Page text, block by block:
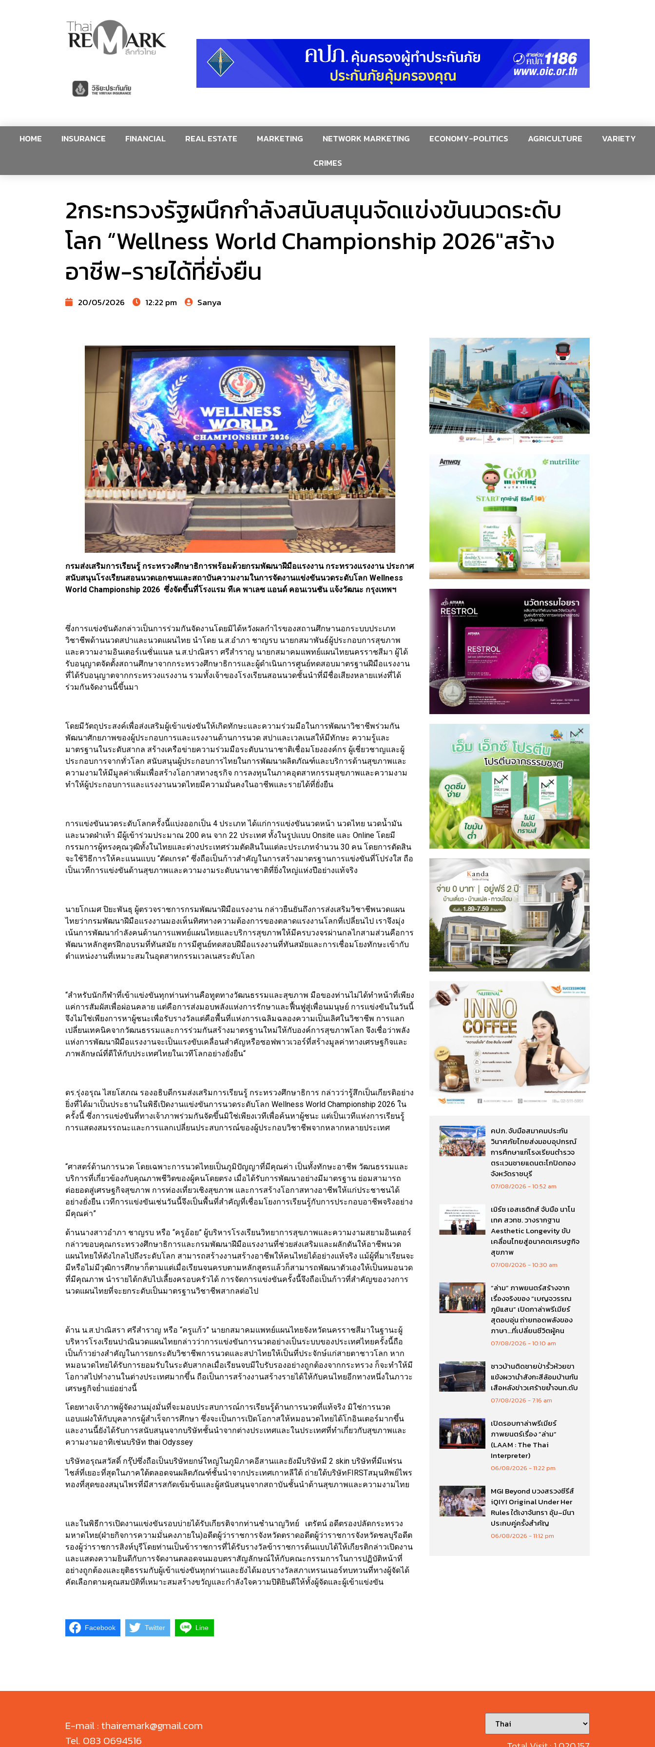
HOME INSURANCE FINANCIAL REAL ESTATE MARKETING NETWORK MARKETING ECONOMY-POLITICS AGRICULTURE
VARIETY
CRIMES
2กระทรวงรัฐผนึกกำลังสนับสนุนจัดแข่งขันนวดระดับ
โลก “Wellness World Championship 2026″สร้าง
อาชีพ-รายได้ที่ยั่งยืน
20/05/2026 12:22 pm Sanya
กรมส่งเสริมการเรียนรู้ กระทรวงศึกษาธิการพร้อมด้วยกรมพัฒนาฝีมือแรงงาน กระทรวงแรงงาน ประกาศ
สนับสนุนโรงเรียนสอนนวดเอกชนและสถาบันความงามในการจัดงานแข่งขันนวดระดับโลก Wellness
World Championship 2026 ซึ่งจัดขึ้นที่โรงแรม ทีเค พาเลซ แอนด์ คอนเวนชัน แจ้งวัฒนะ กรุงเทพฯ
ซึ่งการแข่งขันดังกล่าวเป็นการร่วมกันจัดงานโดยมิได้หวังผลกำไรของสถานศึกษานอกระบบประเภท
วิชาชีพด้านนวดสปาและนวดแผนไทย นำโดย น.ส.อำภา ชาญรบ นายกสมาพันธ์ผู้ประกอบการสุขภาพ
และความงามอินเตอร์เนชั่นแนล น.ส.ปาณิสรา ศรีสำราญ นายกสมาคมแพทย์แผนไทยนครราชสีมา ผู้ได้
รับอนุญาตจัดตั้งสถานศึกษาจากกระทรวงศึกษาธิการและผู้ดำเนินการศูนย์ทดสอบมาตรฐานฝีมือแรงงาน
ที่ได้รับอนุญาตจากกระทรวงแรงงาน รวมทั้งเจ้าของโรงเรียนสอนนวดชั้นนำที่มีชื่อเสียงหลายแห่งที่ได้
ร่วมกันจัดงานนี้ขึ้นมา
โดยมีวัตถุประสงค์เพื่อส่งเสริมผู้เข้าแข่งขันให้เกิดทักษะและความร่วมมือในการพัฒนาวิชาชีพร่วมกัน
พัฒนาศักยภาพของผู้ประกอบการและแรงงานด้านการนวด สปาและเวลเนสให้มีทักษะ ความรู้และ
มาตรฐานในระดับสากล สร้างเครือข่ายความร่วมมือระดับนานาชาติเชื่อมโยงองค์กร ผู้เชี่ยวชาญและผู้
ประกอบการจากทั่วโลก สนับสนุนผู้ประกอบการไทยในการพัฒนาผลิตภัณฑ์และบริการด้านสุขภาพและ
ความงามให้มีมูลค่าเพิ่มเพื่อสร้างโอกาสทางธุรกิจ การลงทุนในภาคอุตสาหกรรมสุขภาพและความงาม
ทำให้ผู้ประกอบการและแรงงานนวดไทยมีความมั่นคงในอาชีพและรายได้ที่ยั่งยืน
การแข่งขันนวดระดับโลกครั้งนี้แบ่งออกเป็น 4 ประเภท ได้แก่การแข่งขันนวดหน้า นวดไทย นวดน้ำมัน
และนวดฝ่าเท้า มีผู้เข้าร่วมประมาณ 200 คน จาก 22 ประเทศ ทั้งในรูปแบบ Onsite และ Online โดยมี
กรรมการผู้ทรงคุณวุฒิทั้งในไทยและต่างประเทศร่วมตัดสินในแต่ละประเภทจำนวน 30 คน โดยการตัดสิน
จะใช้วิธีการให้คะแนนแบบ “ตัดเกรด” ซึ่งถือเป็นก้าวสำคัญในการสร้างมาตรฐานการแข่งขันที่โปร่งใส ถือ
เป็นเวทีการแข่งขันด้านสุขภาพและความงามระดับนานาชาติที่ยิ่งใหญ่แห่งปีอย่างแท้จริง
นายโกเมศ ปิยะพันธุ ผู้ตรวจราชการกรมพัฒนาฝีมือแรงงาน กล่าวยืนยันถึงการส่งเสริมวิชาชีพนวดแผน
ไทยว่ากรมพัฒนาฝีมือแรงงานมองเห็นทิศทางความต้องการของตลาดแรงงานโลกที่เปลี่ยนไป เราจึงมุ่ง
เน้นการพัฒนากำลังคนด้านการแพทย์แผนไทยและบริการสุขภาพให้มีครบวงจรผ่านกลไกสามส่วนคือการ
พัฒนาหลักสูตรฝึกอบรมที่ทันสมัย การมีศูนย์ทดสอบฝีมือแรงงานที่ทันสมัยและการเชื่อมโยงทักษะเข้ากับ
ตำแหน่งงานที่เหมาะสมในอุตสาหกรรมเวลเนสระดับโลก
“สำหรับนักกีฬาที่เข้าแข่งขันทุกท่านท่านคือทูตทางวัฒนธรรมและสุขภาพ มือของท่านไม่ได้ทำหน้าที่เพียง
แค่การสัมผัสเพื่อผ่อนคลาย แต่คือการส่งมอบพลังแห่งการรักษาและฟื้นฟูสู่เพื่อนมนุษย์ การแข่งขันในวันนี้
จึงไม่ใช่เพียงการหาผู้ชนะเพื่อรับรางวัลแต่คือพื้นที่แห่งการเฉลิมฉลองความเป็นเลิศในวิชาชีพ การแลก
เปลี่ยนเทคนิคจากวัฒนธรรมและการร่วมกันสร้างมาตรฐานใหม่ให้กับองค์การสุขภาพโลก จึงเชื่อว่าพลัง
แห่งการพัฒนาฝีมือแรงงานจะเป็นแรงขับเคลื่อนสำคัญหรือซอฟพาวเวอร์ที่สร้างมูลค่าทางเศรษฐกิจและ
ภาพลักษณ์ที่ดีให้กับประเทศไทยในเวทีโลกอย่างยั่งยืน“
ดร.รุ่งอรุณ ไสยโสภณ รองอธิบดีกรมส่งเสริมการเรียนรู้ กระทรวงศึกษาธิการ กล่าวว่ารู้สึกเป็นเกียรติอย่าง
ยิ่งที่ได้มาเป็นประธานในพิธีเปิดงานแข่งขันการนวดระดับโลก Wellness World Championship 2026 ใน
ครั้งนี้ ซึ่งการแข่งขันที่ทางเจ้าภาพร่วมกันจัดขึ้นมิใช่เพียงเวทีเพื่อค้นหาผู้ชนะ แต่เป็นเวทีแห่งการเรียนรู้
การแสดงสมรรถนะและการแลกเปลี่ยนประสบการณ์ของผู้ประกอบวิชาชีพจากหลากหลายประเทศ
“ศาสตร์ด้านการนวด โดยเฉพาะการนวดไทยเป็นภูมิปัญญาที่มีคุณค่า เป็นทั้งทักษะอาชีพ วัฒนธรรมและ
บริการที่เกี่ยวข้องกับคุณภาพชีวิตของผู้คนโดยตรง เมื่อได้รับการพัฒนาอย่างมีมาตรฐาน ย่อมสามารถ
ต่อยอดสู่เศรษฐกิจสุขภาพ การท่องเที่ยวเชิงสุขภาพ และการสร้างโอกาสทางอาชีพให้แก่ประชาชนได้
อย่างยั่งยืน เวทีการแข่งขันเช่นวันนี้จึงเป็นพื้นที่สำคัญที่เชื่อมโยงการเรียนรู้กับการประกอบอาชีพจริงอย่าง
มีคุณค่า”
ด้านนางสาวอำภา ชาญรบ หรือ “ครูอ้อย” ผู้บริหารโรงเรียนวิทยาการสุขภาพและความงามสยามอินเตอร์
กล่าวขอบคุณกระทรวงศึกษาธิการและกรมพัฒนาฝีมือแรงงานที่ช่วยส่งเสริมและผลักดันให้อาชีพนวด
แผนไทยให้ดังไกลไปถึงระดับโลก สามารถสร้างงานสร้างอาชีพให้คนไทยได้อย่างแท้จริง แม้ผู้ที่มาเรียนจะ
มีหรือไม่มีวุฒิการศึกษาก็ตามแต่เมื่อเรียนจนครบตามหลักสูตรแล้วก็สามารถพัฒนาตัวเองให้เป็นหมอนวด
ที่มีคุณภาพ นำรายได้กลับไปเลี้ยงครอบครัวได้ การจัดการแข่งขันครั้งนี้จึงถือเป็นก้าวที่สำคัญของวงการ
นวดแผนไทยที่จะยกระดับเป็นมาตรฐานวิชาชีพสากลต่อไป
ด้าน น.ส.ปาณิสรา ศรีสำราญ หรือ “ครูแก้ว” นายกสมาคมแพทย์แผนไทยจังหวัดนครราชสีมาในฐานะผู้
บริหารโรงเรียนปาณินวดแผนไทยกล่าวว่าการแข่งขันการนวดอย่างเป็นระบบของประเทศไทยครั้งนี้ถือ
เป็นก้าวย่างสำคัญในการยกระดับวิชาชีพการนวดและสปาไทยให้เป็นที่ประจักษ์แก่สายตาชาวโลก หาก
หมอนวดไทยได้รับการยอมรับในระดับสากลเมื่อเรียนจบมีใบรับรองอย่างถูกต้องจากกระทรวง ก็จะทำให้มี
โอกาสไปทำงานในต่างประเทศมากขึ้น ถือเป็นการสร้างงานสร้างรายได้ให้กับคนไทยอีกทางหนึ่งในภาวะ
เศรษฐกิจย่ำแย่อย่างนี้
โดยทางเจ้าภาพผู้จัดงานมุ่งมั่นที่จะมอบประสบการณ์การเรียนรู้ด้านการนวดที่แท้จริง มิใช่การนวด
แอบแฝงให้กับบุคลากรผู้สำเร็จการศึกษา ซึ่งจะเป็นการเปิดโอกาสให้หมอนวดไทยได้โกอินเตอร์มากขึ้น
และงานนี้ยังได้รับการสนับสนุนจากบริษัทชั้นนำจากต่างประเทศและในประเทศที่ทำเกี่ยวกับสุขภาพและ
ความงามอาทิเช่นบริษัท thai Odyssey
บริษัทอรุณสวัสดิ์ กรุ๊ปซึ่งถือเป็นบริษัทยกษ์ใหญ่ในภูมิภาคอีสานและยังมีบริษัทมี 2 skin บริษัทที่มีแฟรน
ไชส์ที่เยอะที่สุดในภาคใต้ตลอดจนผลิตภัณฑ์ชั้นนำจากประเทศเกาหลีใต้ ถ่ายใต้บริษัทFIRSTสมุนทิพย์ไพร
ทองที่สุดของสมุนไพรที่มีสารสกัดเข้มข้นและผู้สนับสนุนจากสถาบันชั้นนำด้านสุขภาพและความงามไทย
และในพิธีการเปิดงานแข่งขันรอบบ่ายได้รับเกียรติจากท่านชำนาญวิทย์ เตรัตน์ อดีตรองปลัดกระทรวง
มหาดไทย(ฝ่ายกิจการความมั่นคงภายใน)อดีตผู้ว่าราชการจังหวัดตราดอดีตผู้ว่าราชการจังหวัดชลบุรีอดีต
รองผู้ว่าราชการสิงห์บุรีโดยท่านเป็นข้าราชการที่ได้รับรางวัลข้าราชการต้นแบบได้ให้เกียรติกล่าวเปิดงาน
และแสดงความยินดีกับการจัดงานตลอดจนมอบตราสัญลักษณ์ให้กับคณะกรรมการในการปฏิบัติหน้าที่
อย่างถูกต้องและยุติธรรมกับผู้เข้าแข่งขันทุกท่านและยังได้มอบรางวัลสภาเทรนเนอร์ทบทวนที่ทางผู้จัดได้
คัดเลือกตามคุณสมบัติที่เหมาะสมสร้างขวัญและกำลังใจความปิติยินดีให้ทั้งผู้จัดและผู้เข้าแข่งขัน
Facebook Twitter Line
คปภ. จับมือสมาคมประกัน
วินาศภัยไทยส่งมอบอุปกรณ์
การศึกษาแก่โรงเรียนตำรวจ
ตระเวนชายแดนตะโกปิดทอง
จังหวัดราชบุรี
07/08/2026 10:52 am
เมิร์ซ เอสเธติกส์ จับมือ นาโน
เทค สวทช. วางรากฐาน
Aesthetic Longevity ขับ
เคลื่อนไทยสู่อนาคตเศรษฐกิจ
สุขภาพ
07/08/2026 10:30 am
“ล่าม” ภาพยนตร์สร้างจาก
เรื่องจริงของ “เบญจวรรณ
ภูมิแสน” เปิดกาล่าพรีเมียร์
สุดอบอุ่น ถ่ายทอดพลังของ
ภาษา…ที่เปลี่ยนชีวิตผู้คน
07/08/2026 10:10 am
ชาวบ้านติดชายป่ารั้วห้วยขา
แข้งผวานำสังกะสีล้อมบ้านกัน
เสือหลังข่าวเศร้าขย้ำจนท.ดับ
07/08/2026 7:16 am
เปิดรอบกาล่าพรีเมียร์
ภาพยนตร์เรื่อง ”ล่าม“
(LAAM : The Thai
Interpreter)
06/08/2026 11:22 pm
MGI Beyond บวงสรวงซีรีส์
iQIYI Original Under Her
Rules ใต้เงาจันทรา อุ้ม–มีนา
ประกบคู่ครั้งสำคัญ
06/08/2026 11:12 pm
E-mail : thairemark@gmail.com
Tel. 083 0694516